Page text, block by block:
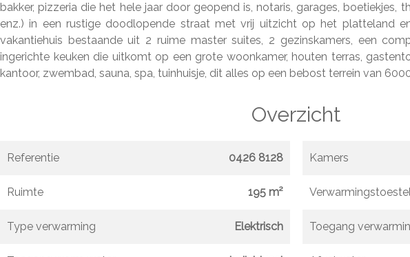
bakker, pizzeria die het hele jaar door geopend is, notaris, garages, boetiekjes,
enz.) in een rustige doodlopende straat met vrij uitzicht op het platteland
vakantiehuis bestaande uit 2 ruime master suites, 2 gezinskamers, een
ingerichte keuken die uitkomt op een grote woonkamer, houten terras,
kantoor, zwembad, sauna, spa, tuinhuisje, dit alles op een bebost terrein van
Overzicht
Referentie 0426 8128 Kamers
Ruimte 195 m²
Type verwarming Elektrisch Toegang